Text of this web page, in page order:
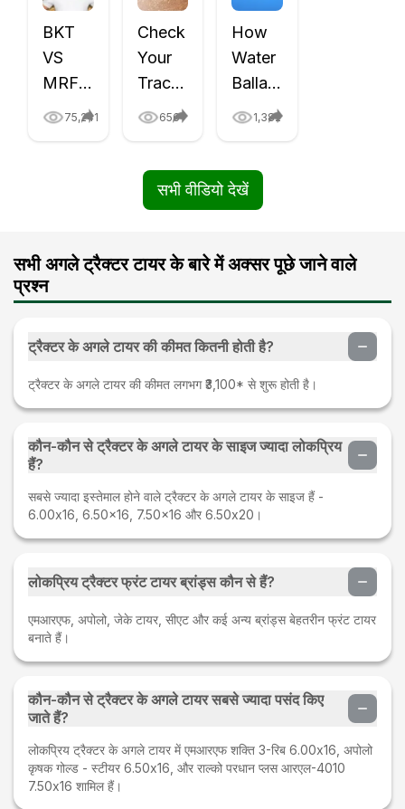
BKT
VS
MRF
VS
Comparison
Video
Tractor
75,241
Check
Your
Tractor
Tyre
Rupee
Video
656
How
Water
Ballasting
in
Improve
Tractor
Video
1,382
सभी वीडियो देखें
सभी अगले ट्रैक्टर टायर के बारे में अक्सर पूछे जाने वाले
प्रश्न
ट्रैक्टर के अगले टायर की कीमत कितनी होती है?
ट्रैक्टर के अगले टायर की कीमत लगभग ₹3,100* से शुरू होती है।
कौन-कौन से ट्रैक्टर के अगले टायर के साइज ज्यादा लोकप्रिय
हैं?
सबसे ज्यादा इस्तेमाल होने वाले ट्रैक्टर के अगले टायर के साइज हैं -
6.00x16, 6.50x16, 7.50x16 और 6.50x20।
लोकप्रिय ट्रैक्टर फ्रंट टायर ब्रांड्स कौन से हैं?
एमआरएफ, अपोलो, जेके टायर, सीएट और कई अन्य ब्रांड्स बेहतरीन फ्रंट टायर
बनाते हैं।
कौन-कौन से ट्रैक्टर के अगले टायर सबसे ज्यादा पसंद किए
जाते हैं?
लोकप्रिय ट्रैक्टर के अगले टायर में एमआरएफ शक्ति 3-रिब 6.00x16, अपोलो
कृषक गोल्ड - स्टीयर 6.50x16, और राल्को परधान प्लस आरएल-4010
7.50x16 शामिल हैं।